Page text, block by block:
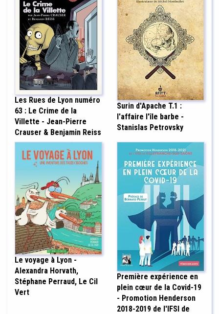
Les Rues de Lyon numéro
63 : Le Crime de la
Villette - Jean-Pierre
Crauser & Benjamin Reiss
Surin d'Apache T.1 :
l'affaire l'île barbe -
Stanislas Petrovsky
Le voyage à Lyon -
Alexandra Horvath,
Stéphane Perraud, Le Cil
Vert
Première expérience en
plein cœur de la Covid-19
- Promotion Henderson
2018-2019 de l'IFSI de